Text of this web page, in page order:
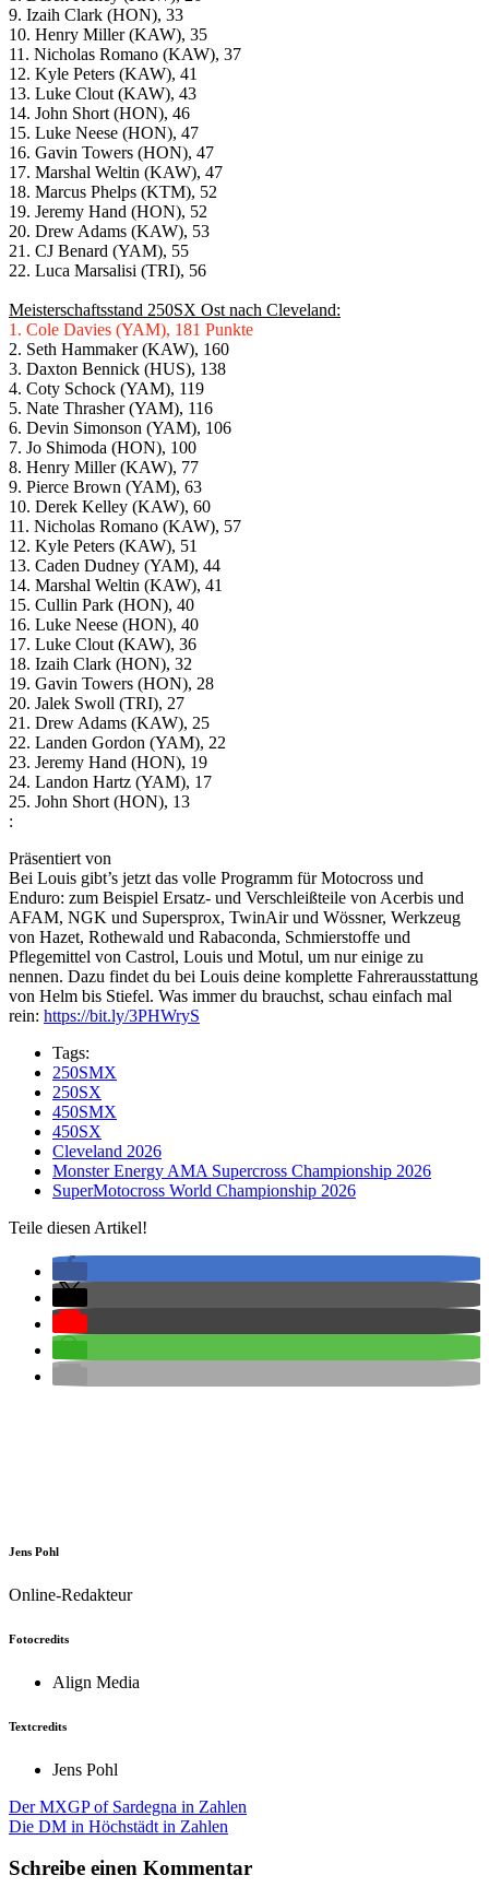
9. Izaih Clark (HON), 33
10. Henry Miller (KAW), 35
11. Nicholas Romano (KAW), 37
12. Kyle Peters (KAW), 41
13. Luke Clout (KAW), 43
14. John Short (HON), 46
15. Luke Neese (HON), 47
16. Gavin Towers (HON), 47
17. Marshal Weltin (KAW), 47
18. Marcus Phelps (KTM), 52
19. Jeremy Hand (HON), 52
20. Drew Adams (KAW), 53
21. CJ Benard (YAM), 55
22. Luca Marsalisi (TRI), 56
Meisterschaftsstand 250SX Ost nach Cleveland:
1. Cole Davies (YAM), 181 Punkte
2. Seth Hammaker (KAW), 160
3. Daxton Bennick (HUS), 138
4. Coty Schock (YAM), 119
5. Nate Thrasher (YAM), 116
6. Devin Simonson (YAM), 106
7. Jo Shimoda (HON), 100
8. Henry Miller (KAW), 77
9. Pierce Brown (YAM), 63
10. Derek Kelley (KAW), 60
11. Nicholas Romano (KAW), 57
12. Kyle Peters (KAW), 51
13. Caden Dudney (YAM), 44
14. Marshal Weltin (KAW), 41
15. Cullin Park (HON), 40
16. Luke Neese (HON), 40
17. Luke Clout (KAW), 36
18. Izaih Clark (HON), 32
19. Gavin Towers (HON), 28
20. Jalek Swoll (TRI), 27
21. Drew Adams (KAW), 25
22. Landen Gordon (YAM), 22
23. Jeremy Hand (HON), 19
24. Landon Hartz (YAM), 17
25. John Short (HON), 13
:
Präsentiert von
Bei Louis gibt’s jetzt das volle Programm für Motocross und
Enduro: zum Beispiel Ersatz- und Verschleißteile von Acerbis und
AFAM, NGK und Supersprox, TwinAir und Wössner, Werkzeug
von Hazet, Rothewald und Rabaconda, Schmierstoffe und
Pflegemittel von Castrol, Louis und Motul, um nur einige zu
nennen. Dazu findet du bei Louis deine komplette Fahrerausstattung
von Helm bis Stiefel. Was immer du brauchst, schau einfach mal
rein: https://bit.ly/3PHWryS
Tags:
250SMX
250SX
450SMX
450SX
Cleveland 2026
Monster Energy AMA Supercross Championship 2026
SuperMotocross World Championship 2026
Teile diesen Artikel!
Jens Pohl
Online-Redakteur
Fotocredits
Align Media
Textcredits
Jens Pohl
Beitragsnavigation
Der MXGP of Sardegna in Zahlen
Die DM in Höchstädt in Zahlen
Schreibe einen Kommentar